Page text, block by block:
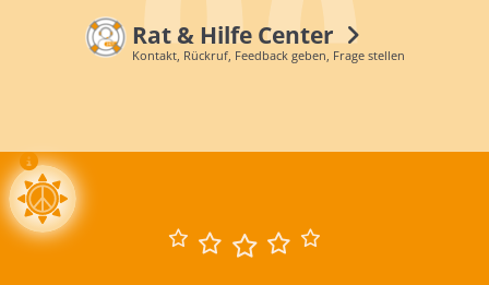
Rat & Hilfe Center
Kontakt, Rückruf, Feedback geben, Frage stellen